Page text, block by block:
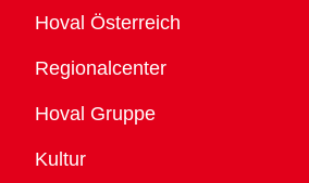
Übersicht
Hoval Österreich
Regionalcenter
Hoval Gruppe
Kultur